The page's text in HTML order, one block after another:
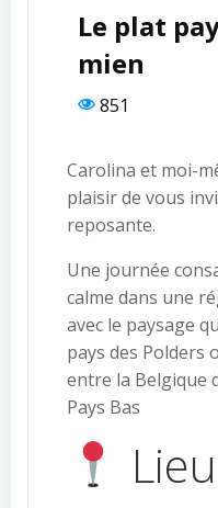
Le plat
mien
851
Carolina et moi-
plaisir de vous
reposante.
Une journée
calme dans une
avec le paysage
pays des Polders
entre la Belgique
Pays Bas
Lieu